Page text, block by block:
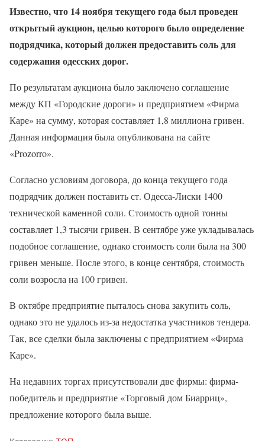
Известно, что 14 ноября текущего года был проведен
открытый аукцион, целью которого было определение
подрядчика, который должен предоставить соль для
содержания одесских дорог.
По результатам аукциона было заключено соглашение
между КП «Городские дороги» и предприятием «Фирма
Каре» на сумму, которая составляет 1,8 миллиона гривен.
Данная информация была опубликована на сайте
«Prozorro».
Согласно условиям договора, до конца текущего года
подрядчик должен поставить ст. Одесса-Лиски 1400
технической каменной соли. Стоимость одной тонны
составляет 1,3 тысячи гривен. В сентябре уже укладывалась
подобное соглашение, однако стоимость соли была на 300
гривен меньше. После этого, в конце сентября, стоимость
соли возросла на 100 гривен.
В октябре предприятие пыталось снова закупить соль,
однако это не удалось из-за недостатка участников тендера.
Так, все сделки была заключены с предприятием «Фирма
Каре».
На недавних торгах присутствовали две фирмы: фирма-
победитель и предприятие «Торговый дом Биарриц»,
предложение которого была выше.